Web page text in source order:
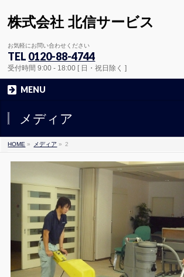
株式会社 北信サービス
お気軽にお問い合わせください
TEL 0120-88-4744
受付時間 9:00 - 18:00 [ 日・祝日除く ]
MENU
メディア
HOME » メディア » 2